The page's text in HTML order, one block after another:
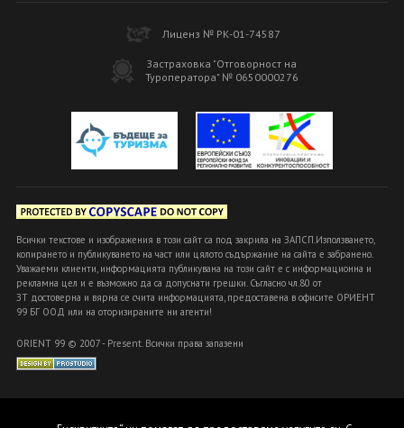
Лиценз № РК-01-74587
Застраховка "Отговорност на
Туроператора" № 0650000276
Всички текстове и изображения в този сайт са под закрила на ЗАПСП.Използването,
копирането и публикуването на част или цялото съдържание на сайта е забранено.
Уважаеми клиенти, информацията публикувана на този сайт е с информационна и
рекламна цел и е възможно да са допуснати грешки. Съгласно чл.80 от
ЗТ достоверна и вярна се счита информацията, предоставена в офисите ОРИЕНТ
99 БГ ООД или на оторизираните ни агенти!
ORIENT 99 © 2007 - Present. Всички права запазени